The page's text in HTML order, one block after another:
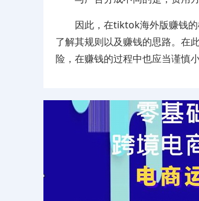
因此，在tiktok海外版赚钱的
了解其规则以及赚钱的思路。在
险，在赚钱的过程中也应当谨慎小